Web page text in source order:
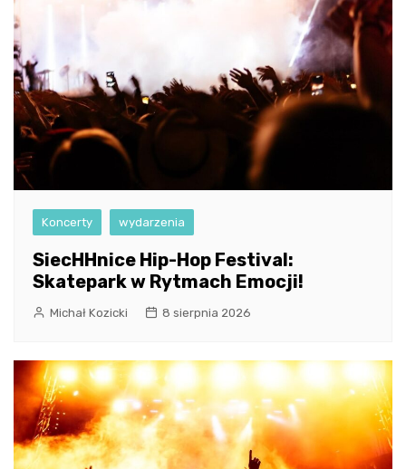
Koncerty wydarzenia
SiecHHnice Hip-Hop Festival:
Skatepark w Rytmach Emocji!
Michał Kozicki 8 sierpnia 2026